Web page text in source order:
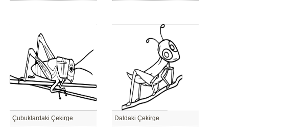
Çubuklardaki Çekirge Daldaki Çekirge